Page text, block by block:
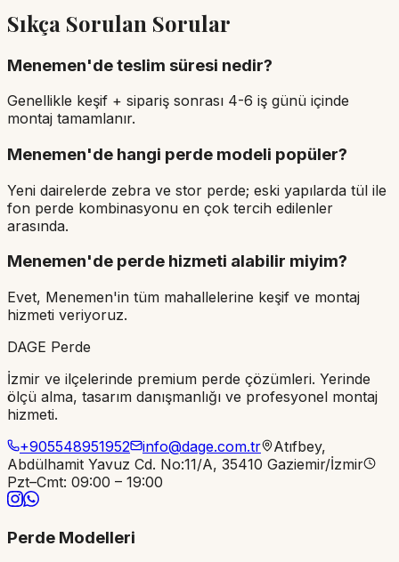
Sıkça Sorulan Sorular
Menemen'de teslim süresi nedir?
Genellikle keşif + sipariş sonrası 4-6 iş günü içinde
montaj tamamlanır.
Menemen'de hangi perde modeli popüler?
Yeni dairelerde zebra ve stor perde; eski yapılarda tül ile
fon perde kombinasyonu en çok tercih edilenler
arasında.
Menemen'de perde hizmeti alabilir miyim?
Evet, Menemen'in tüm mahallelerine keşif ve montaj
hizmeti veriyoruz.
DAGE Perde
İzmir ve ilçelerinde premium perde çözümleri. Yerinde
ölçü alma, tasarım danışmanlığı ve profesyonel montaj
hizmeti.
+905548951952
info@dage.com.tr
Atıfbey,
Abdülhamit Yavuz Cd. No:11/A, 35410 Gaziemir/İzmir
Pzt–Cmt: 09:00 – 19:00
Perde Modelleri